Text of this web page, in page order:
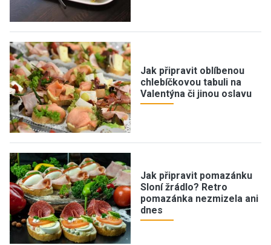
Jak připravit oblíbenou
chlebíčkovou tabuli na
Valentýna či jinou oslavu
Jak připravit pomazánku
Sloní žrádlo? Retro
pomazánka nezmizela ani
dnes